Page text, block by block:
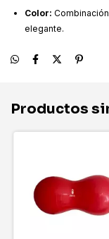
Color:
elegante.
Productos